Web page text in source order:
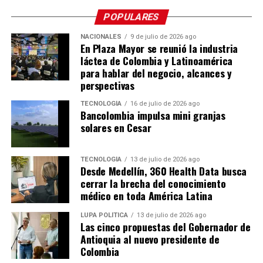
trabajo que hay detrás de las silletas que llevarán el
nombre de Envigado a la Feria de las Flores.
Comparte el artículo:
Me gusta esto:
Cargando...
con Grupo Niche y Silvestre Dangond.
De cara a esta edición de la feria, la Fábrica de Licores de
Antioquia proyecta un crecimiento del 19 % en las
ventas de Aguardiente Antioqueño en comparación con
2025, cifra con la que busca consolidar a la marca como
referente de las celebraciones más importantes de los
antioqueños.
Comparte el artículo:
Me gusta esto:
Cargando...
impresión 3D y acabados a mano cobran vida entre
especies como el silfo celeste, el colibrí del sol, la
amazilia andina y el colibrí rubí. El recorrido se
complementa con una feria comercial de 20 artesanos
tradicionales, con propuestas de joyería en filigrana,
mochilas wayuu, ruanas de Nobsa, sombreros aguadeños
y cerámica del Carmen de Viboral, entre otros oficios.
POPULARES
NACIONALES 9 de julio de 2026 ago
En Plaza Mayor se reunió la industria
láctea de Colombia y Latinoamérica
para hablar del negocio, alcances y
perspectivas
TECNOLOGÍA 16 de julio de 2026 ago
Bancolombia impulsa mini granjas
solares en Cesar
TECNOLOGÍA 13 de julio de 2026 ago
Desde Medellín, 360 Health Data busca
cerrar la brecha del conocimiento
médico en toda América Latina
LUPA POLÍTICA 13 de julio de 2026 ago
Las cinco propuestas del Gobernador de
Antioquia al nuevo presidente de
Colombia